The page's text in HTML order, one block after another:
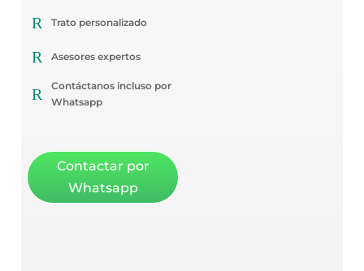
R Trato personalizado
R Asesores expertos
R
Contáctanos incluso por
Whatsapp
Contactar por
Whatsapp